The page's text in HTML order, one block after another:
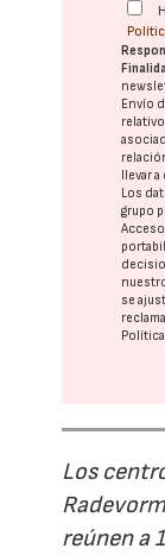
Envío
llevar
Los
grupo
se
Los
reúnen a